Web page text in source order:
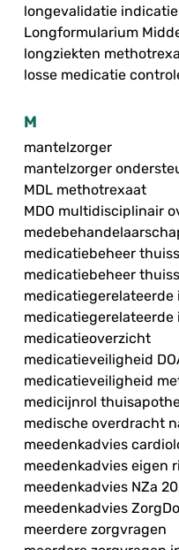
longevalidatie indicatie
Longformularium
longziekten
losse medicatie
M
mantelzorger
mantelzorger
MDL methotrexaat
MDO multidisciplinair
medicatiebeheer
medicatiebeheer
medicatieoverzicht
medicatieveiligheid
medicatieveiligheid
medicijnrol
medische overdracht
meedenkadvies
meedenkadvies eigen
meedenkadvies NZa
meedenkadvies
meerdere zorgvragen